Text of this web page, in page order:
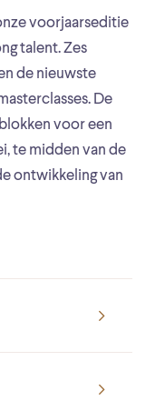
voorjaarseditie
talent. Zes
de nieuwste
De
voor een
te midden van de
ontwikkeling van